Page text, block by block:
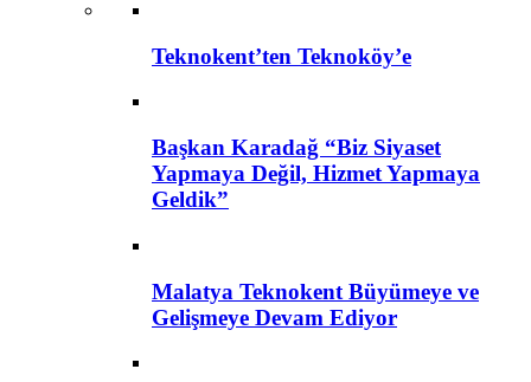
Teknokent’ten Teknoköy’e
Başkan Karadağ “Biz Siyaset
Yapmaya Değil, Hizmet Yapmaya
Geldik”
Malatya Teknokent Büyümeye ve
Gelişmeye Devam Ediyor